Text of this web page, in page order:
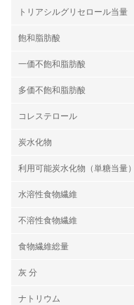
トリアシルグリセロール当量
飽和脂肪酸
一価不飽和脂肪酸
多価不飽和脂肪酸
コレステロール
炭水化物
利用可能炭水化物（単糖当量）
水溶性食物繊維
不溶性食物繊維
食物繊維総量
灰 分
ナトリウム